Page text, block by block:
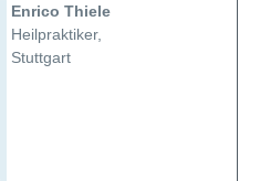
Enrico Thiele
Heilpraktiker,
Stuttgart